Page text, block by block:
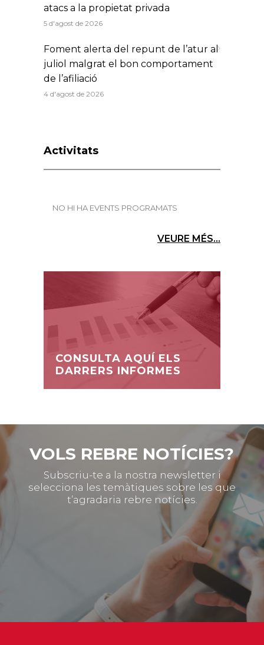
atacs a la propietat privada
5 d'agost de 2026
Foment alerta del repunt de l’atur al
juliol malgrat el bon comportament
de l’afiliació
4 d'agost de 2026
Activitats
NO HI HA EVENTS PROGRAMATS
VEURE MÉS...
CONSULTA AQUÍ ELS
DARRERS INFORMES
VOLS REBRE NOTÍCIES?
Subscriu-te a la nostra newsletter i
selecciona les temàtiques sobre les que
t’agradaria rebre notícies.